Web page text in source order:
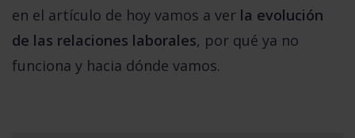
en el artículo de hoy vamos a ver la evolución
de las relaciones laborales, por qué ya no
funciona y hacia dónde vamos.